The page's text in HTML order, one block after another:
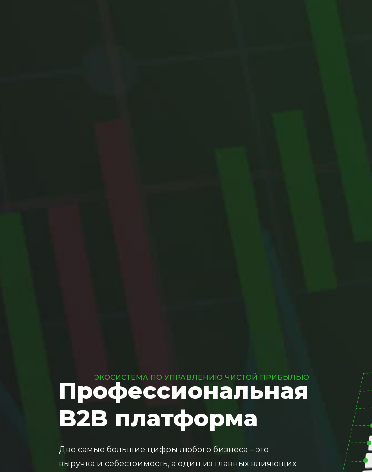
ЭКОСИСТЕМА ПО УПРАВЛЕНИЮ ЧИСТОЙ ПРИБЫЛЬЮ
Профессиональная
B2B платформа
Две самые большие цифры любого бизнеса – это
выручка и себестоимость, а один из главных влияющих